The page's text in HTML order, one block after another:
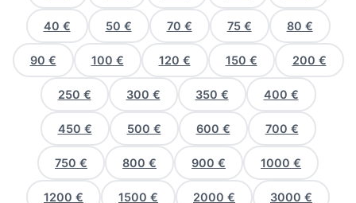
40 € 50 € 70 € 75 € 80 €
90 € 100 € 120 € 150 € 200 €
250 € 300 € 350 € 400 €
450 € 500 € 600 € 700 €
750 € 800 € 900 € 1000 €
1200 € 1500 € 2000 € 3000 €